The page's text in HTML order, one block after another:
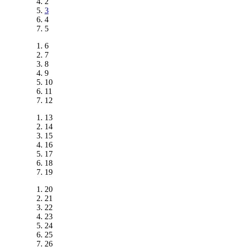
3
4
5
6
7
8
9
10
11
12
13
14
15
16
17
18
19
20
21
22
23
24
25
26